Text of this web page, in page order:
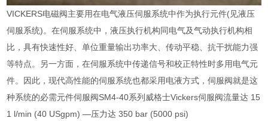
VICKERS电磁阀主要用在电气液压伺服系统中作为执行元件(见液压
伺服系统)。在伺服系统中，液压执行机构同电气及气动执行机构相
比，具有快速性好、单位重量输出功率大、传动平稳、抗干扰能力强
等特点。另一方面，在伺服系统中传递信号和校正特性时多用电气元
件。因此，现代高性能的伺服系统也都采用电液方式，伺服阀就是这
种系统的必需元件伺服阀SM4-40系列威格士Vickers伺服阀流量达 15
1 l/min (40 USgpm) —压力达 350 bar (5000 psi)